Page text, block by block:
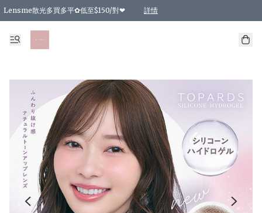
Lensme散光多買多平✿低至$150/對❤ 詳情
台灣Karacon⁩✧日拋 特價清貨❁⃘
日本韓國多款日/月拋現貨☼ 特價❤︎數量有限 售完即止
🇰🇷韓國多款月拋現貨 特價兩對$99✿數量有限 售完即止♫
精選商品，任選買2件或以上9 折；買4件或以上85 折；買6件或以上8 折
精選商品，任選買2件HKD 140.00；買4件HKD 260.00
精選商品，任選買2件HKD 190.00；買4件HKD 360.00
精選商品，任選買2件HKD 110.00；買4件HKD 180.00
精選商品，任選買2件HKD 170.00；買4件HKD 320.00
精選商品，任選買2件或以上減HKD 148.00
精選商品，任選買2件或以上減HKD 148.00
精選商品，任選買2件或以上95 折；買4件或以上9 折；買6件或以上85 折；買8件
精選商品，任選買12件或以上87 折
精選商品，任選買2件或以上減HKD 16.00；買4件或以上減HKD 32.00；買6
精選商品，任選買2件或以上95 折；買4件或以上9 折；買8件或以上85 折；買12
購物滿 HKD 800.00即享免運費優惠！（適用於 特定的送貨方式 )